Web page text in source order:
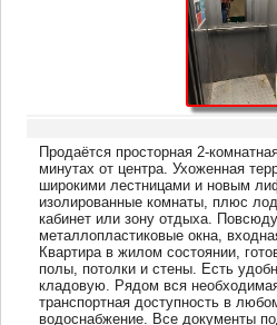
Продаётся просторная 2-
минутах от центра. Ухоженная
широкими лестницами и новым
изолированные комнаты, плюс
кабинет или зону отдыха.
металлопластиковые окна,
Квартира в жилом состоянии,
полы, потолки и стены. Есть
кладовую. Рядом вся
транспортная доступность в
водоснабжение. Все документы